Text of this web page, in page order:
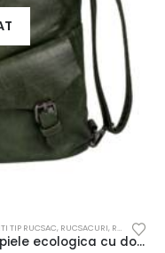
TIP RUCSAC, RUCSACURI, RUCSACURI PIELE ECOLOGICA
Geanta tip rucsac verde kaki din piele ecologica cu doua buzunare exterioare 36x 10 x 30 cm